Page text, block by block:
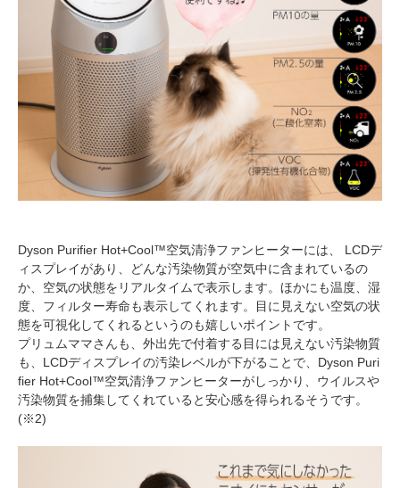
Dyson Purifier Hot+Cool™空気清浄ファンヒーターには、 LCDデ
ィスプレイがあり、どんな汚染物質が空気中に含まれているの
か、空気の状態をリアルタイムで表示します。ほかにも温度、湿
度、フィルター寿命も表示してくれます。目に見えない空気の状
態を可視化してくれるというのも嬉しいポイントです。
プリュムママさんも、外出先で付着する目には見えない汚染物質
も、LCDディスプレイの汚染レベルが下がることで、Dyson Puri
fier Hot+Cool™空気清浄ファンヒーターがしっかり、ウイルスや
汚染物質を捕集してくれていると安心感を得られるそうです。
(※2)